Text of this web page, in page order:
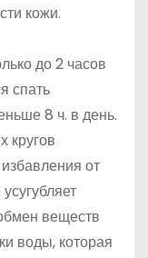
кожи.
до 2 часов
спать
8 ч. в день.
кругов
от
веществ
воды, которая